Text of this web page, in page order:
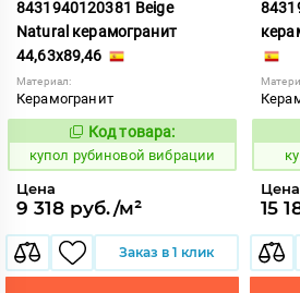
8431940120381 Beige
Natural керамогранит
44,63x89,46
Материал:
Керамогранит
853635
Код товара:
купол рубиновой вибрации
Цена
9 318 руб./м²
Заказ в 1 клик
Цена
15